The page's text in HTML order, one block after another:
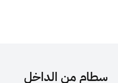
سطام من الداخل